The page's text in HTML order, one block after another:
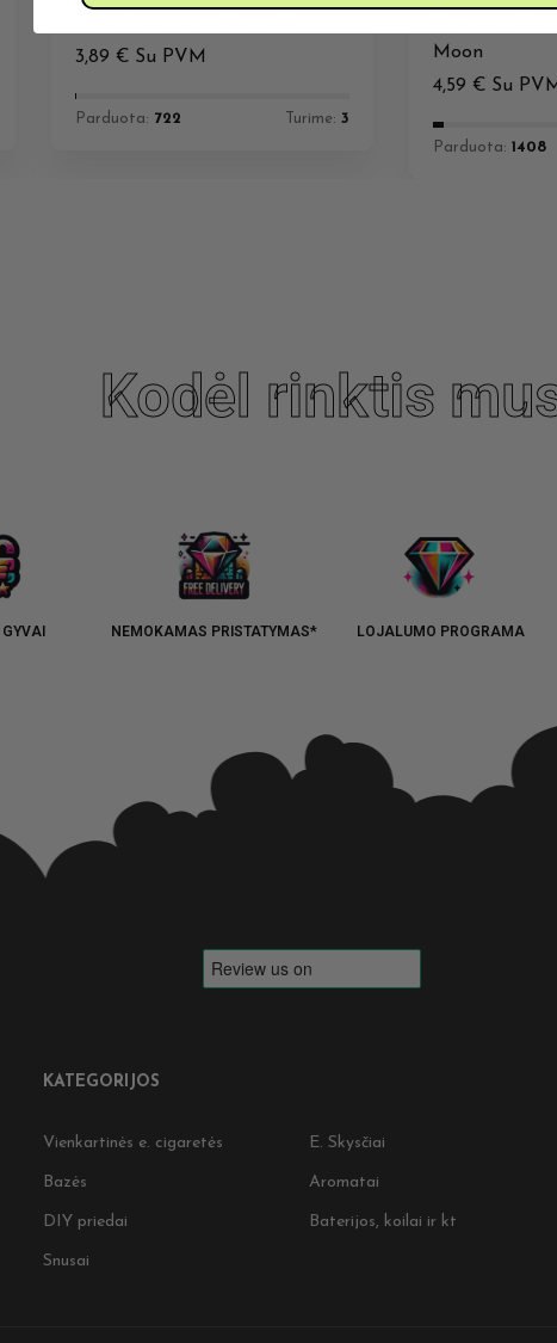
3,89 € Su PVM
Parduota: 722 Turime: 3
Moon
4,59 € Su
Parduota: 1408
Kodėl rinktis
NEMOKAMAS PRISTATYMAS* LOJALUMO PROGRAMA
KATEGORIJOS
Vienkartinės e. cigaretės E. Skysčiai
Bazės Aromatai
DIY priedai Baterijos, koilai ir kt
Snusai